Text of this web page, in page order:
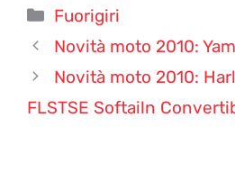
Categorie
Fuorigiri
Novità moto 2010:
Novità moto 2010:
FLSTSE Softailn